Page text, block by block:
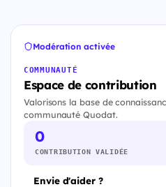
Modération activée
COMMUNAUTÉ
Espace de contribution
Valorisons la base de
communauté Quodat.
0
CONTRIBUTION VALIDÉE
Envie d'aider ?